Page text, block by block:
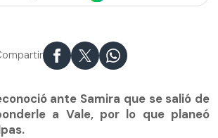
ante Samira que se salió de
a Vale, por lo que planeó